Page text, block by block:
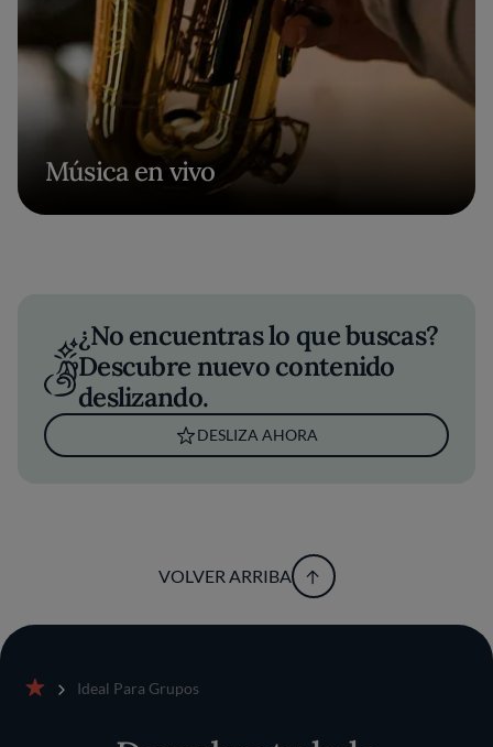
Música en vivo
¿No encuentras lo que buscas?
Descubre nuevo contenido
deslizando.
DESLIZA AHORA
VOLVER ARRIBA
Ideal Para Grupos